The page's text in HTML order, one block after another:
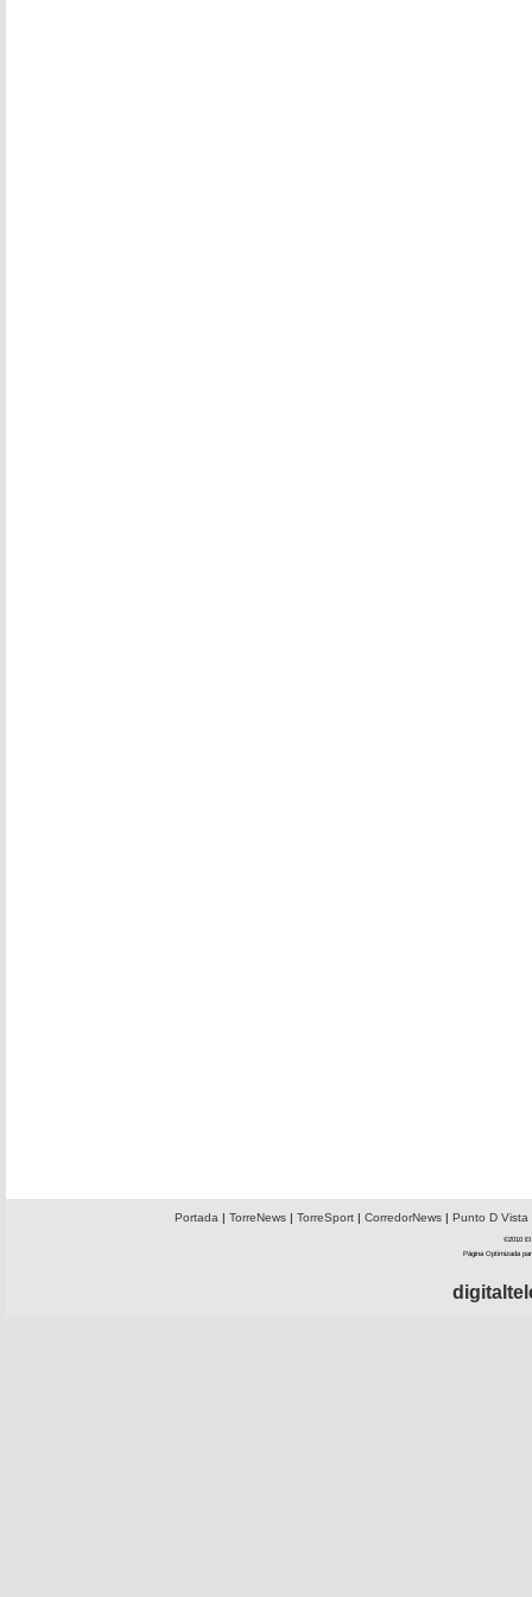
Portada | TorreNews| TorreSport| CorredorNews| Punto D Vista
©2010 El
Página Optimizada